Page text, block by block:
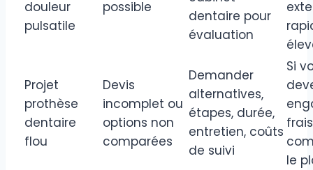
douleur
pulsatile
possible
dentaire pour
évaluation
Projet
prothèse
dentaire
flou
Devis
incomplet ou
options non
comparées
Demander
alternatives,
étapes, durée,
entretien, coûts
de suivi
Si
le